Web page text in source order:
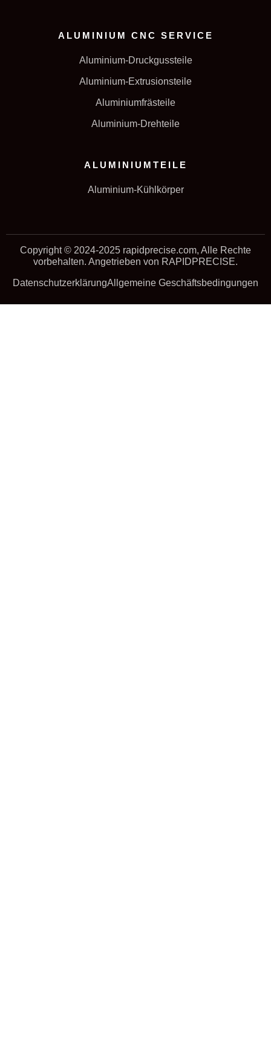
ALUMINIUM CNC SERVICE
Aluminium-Druckgussteile
Aluminium-Extrusionsteile
Aluminiumfrästeile
Aluminium-Drehteile
ALUMINIUMTEILE
Aluminium-Kühlkörper
Copyright © 2024-2025 rapidprecise.com, Alle Rechte
vorbehalten. Angetrieben von RAPIDPRECISE.
DatenschutzerklärungAllgemeine Geschäftsbedingungen